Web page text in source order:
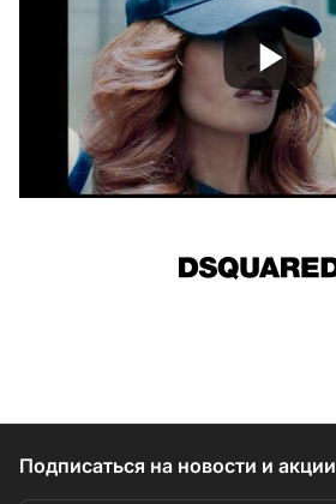
Подписаться на новости и акции